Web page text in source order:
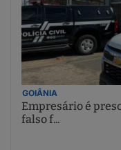
GOIÂNIA
Empresário é
falso f...